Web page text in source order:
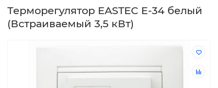
Терморегулятор EASTEC E-34 белый
(Встраиваемый 3,5 кВт)